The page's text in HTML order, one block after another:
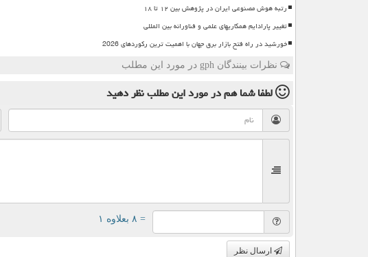
رتبه هوش مصنوعی ایران در پژوهش بین ۱۲ تا ۱۸
تغییر پارادایم همکاریهای علمی و فناورانه بین المللی
خورشید در راه فتح بازار برق جهان با اهمیت ترین رکوردهای 2026
نظرات بینندگان gph در مورد این مطلب
لطفا شما همدر مورد این مطلبنظر دهید
= ۸ بعلاوه ۱
ارسال نظر